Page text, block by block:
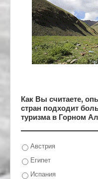
Как Вы считаете,
стран подходит
туризма в Горном
Австрия
Египет
Испания